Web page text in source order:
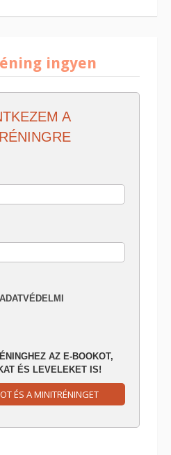
ingyen
A
ADATVÉDELMI
AZ E-BOOKOT,
ÉS LEVELEKET IS!
ÉS A MINITRÉNINGET